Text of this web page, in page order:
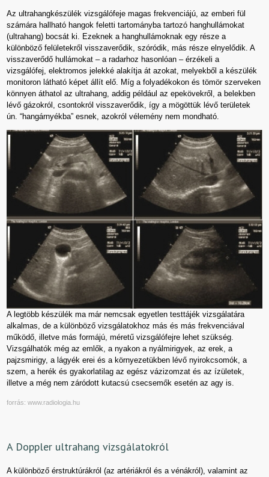
Az ultrahangkészülék vizsgálófeje magas frekvenciájú, az emberi fül
számára hallható hangok feletti tartományba tartozó hanghullámokat
(ultrahang) bocsát ki. Ezeknek a hanghullámoknak egy része a
különböző felületekről visszaverődik, szóródik, más része elnyelődik. A
visszaverődő hullámokat – a radarhoz hasonlóan – érzékeli a
vizsgálófej, elektromos jelekké alakítja át azokat, melyekből a készülék
monitoron látható képet állít elő. Míg a folyadékokon és tömör szerveken
könnyen áthatol az ultrahang, addig például az epekövekről, a belekben
lévő gázokról, csontokról visszaverődik, így a mögöttük lévő területek
ún. “hangárnyékba” esnek, azokról vélemény nem mondható.
A legtöbb készülék ma már nemcsak egyetlen testtájék vizsgálatára
alkalmas, de a különböző vizsgálatokhoz más és más frekvenciával
működő, illetve más formájú, méretű vizsgálófejre lehet szükség.
Vizsgálhatók még az emlők, a nyakon a nyálmirigyek, az erek, a
pajzsmirigy, a lágyék erei és a környezetükben lévő nyirokcsomók, a
szem, a herék és gyakorlatilag az egész vázizomzat és az ízületek,
illetve a még nem záródott kutacsú csecsemők esetén az agy is.
forrás: www.radiologia.hu
A Doppler ultrahang vizsgálatokról
A különböző érstruktúrákról (az artériákról és a vénákról), valamint az